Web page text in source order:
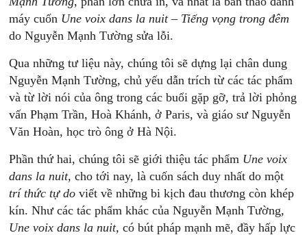
máy cuốn Une voix dans la nuit– Tiếng vọng trong đêm
do Nguyễn Mạnh Tường sửa lỗi.
Qua những tư liệu này, chúng tôi sẽ dựng lại chân dung
Nguyễn Mạnh Tường, chủ yếu dẫn trích từ các tác phẩm
và từ lời nói của ông trong các buổi gặp gỡ, trả lời phỏng
vấn Phạm Trần, Hoà Khánh, ở Paris, và giáo sư Nguyễn
Văn Hoàn, học trò ông ở Hà Nội.
Phần thứ hai, chúng tôi sẽ giới thiệu tác phẩm Une voix
dans la nuit, cho tới nay, là cuốn sách duy nhất do một
trí thức tự do viết về những bi kịch đau thương còn khép
kín. Như các tác phẩm khác của Nguyễn Mạnh Tường,
Une voix dans la nuit, có bút pháp mạnh mẽ, đầy hấp lực